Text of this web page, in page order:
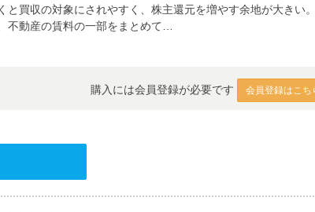
と買収の対象にされやすく、株主還元を増やす余地が大きい
不動産の賃料の一部をまとめて…
購入には会員登録が必要です 会員登録はこち